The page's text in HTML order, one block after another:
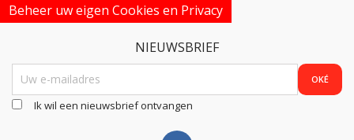
Beheer uw eigen Cookies en Privacy
NIEUWSBRIEF
Ik wil een nieuwsbrief ontvangen